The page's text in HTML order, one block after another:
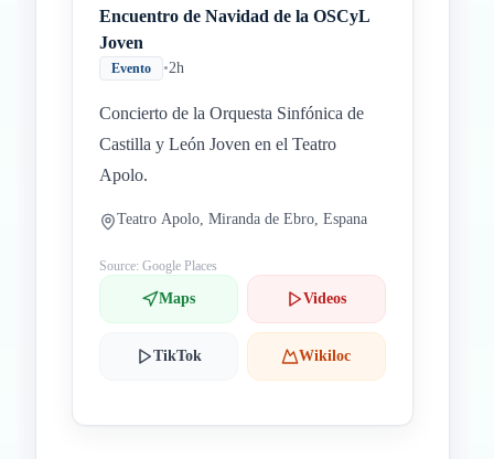
Encuentro de Navidad de la OSCyL
Joven
Evento •2h
Concierto de la Orquesta Sinfónica de
Castilla y León Joven en el Teatro
Apolo.
Teatro Apolo, Miranda de Ebro, Espana
Source: Google Places
Maps Videos
TikTok Wikiloc